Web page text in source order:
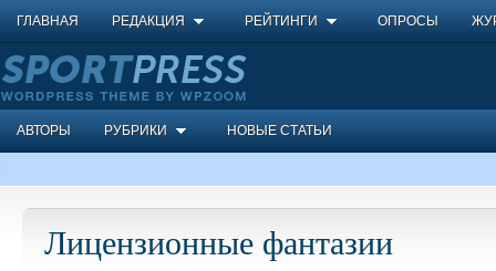
ГЛАВНАЯ РЕДАКЦИЯ РЕЙТИНГИ ОПРОСЫ
АВТОРЫ РУБРИКИ НОВЫЕ СТАТЬИ
Лицензионные фантазии